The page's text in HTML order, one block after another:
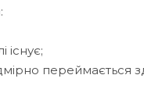
існує;
переймається